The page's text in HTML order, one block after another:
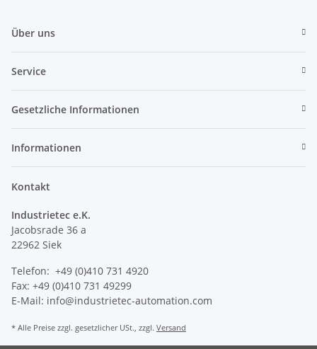
Über uns
Service
Gesetzliche Informationen
Informationen
Kontakt
Industrietec e.K.
Jacobsrade 36 a
22962 Siek
Telefon: +49 (0)410 731 4920
Fax: +49 (0)410 731 49299
E-Mail: info@industrietec-automation.com
* Alle Preise zzgl. gesetzlicher USt., zzgl. Versand